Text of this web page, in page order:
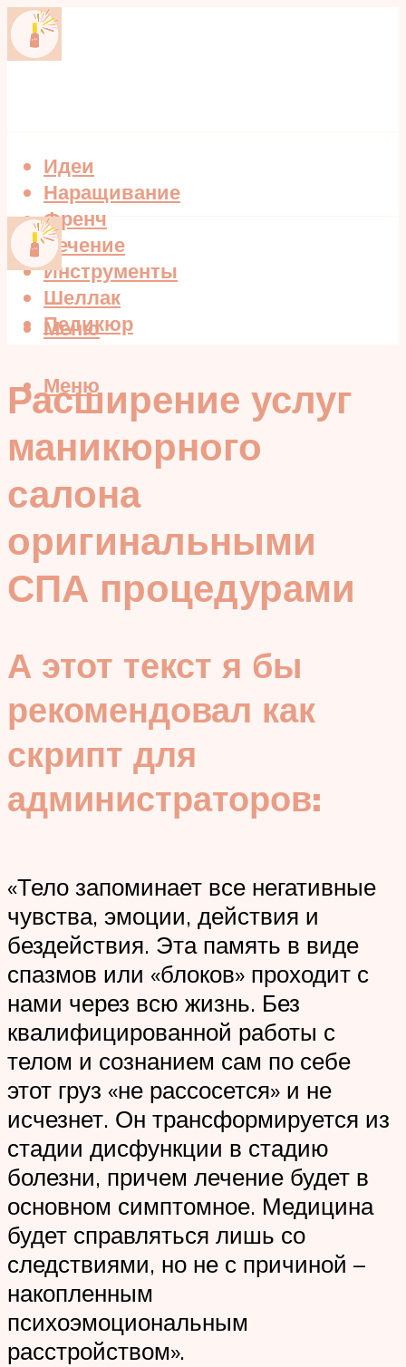
Идеи
Наращивание
Френч
Лечение
Инструменты
Шеллак
Педикюр
Меню
Меню
Расширение услуг
маникюрного
салона
оригинальными
СПА процедурами
А этот текст я бы
рекомендовал как
скрипт для
администраторов:
«Тело запоминает все негативные
чувства, эмоции, действия и
бездействия. Эта память в виде
спазмов или «блоков» проходит с
нами через всю жизнь. Без
квалифицированной работы с
телом и сознанием сам по себе
этот груз «не рассосется» и не
исчезнет. Он трансформируется из
стадии дисфункции в стадию
болезни, причем лечение будет в
основном симптомное. Медицина
будет справляться лишь со
следствиями, но не с причиной –
накопленным
психоэмоциональным
расстройством».